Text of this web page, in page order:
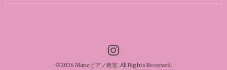
©2026 Marieピアノ教室. All Rights Reserved.